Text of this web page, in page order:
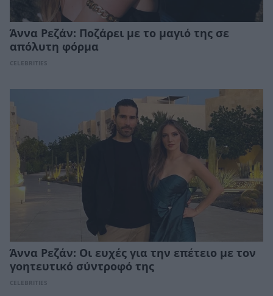
Άννα Ρεζάν: Ποζάρει με το μαγιό της σε
απόλυτη φόρμα
CELEBRITIES
Άννα Ρεζάν: Οι ευχές για την επέτειο με τον
γοητευτικό σύντροφό της
CELEBRITIES